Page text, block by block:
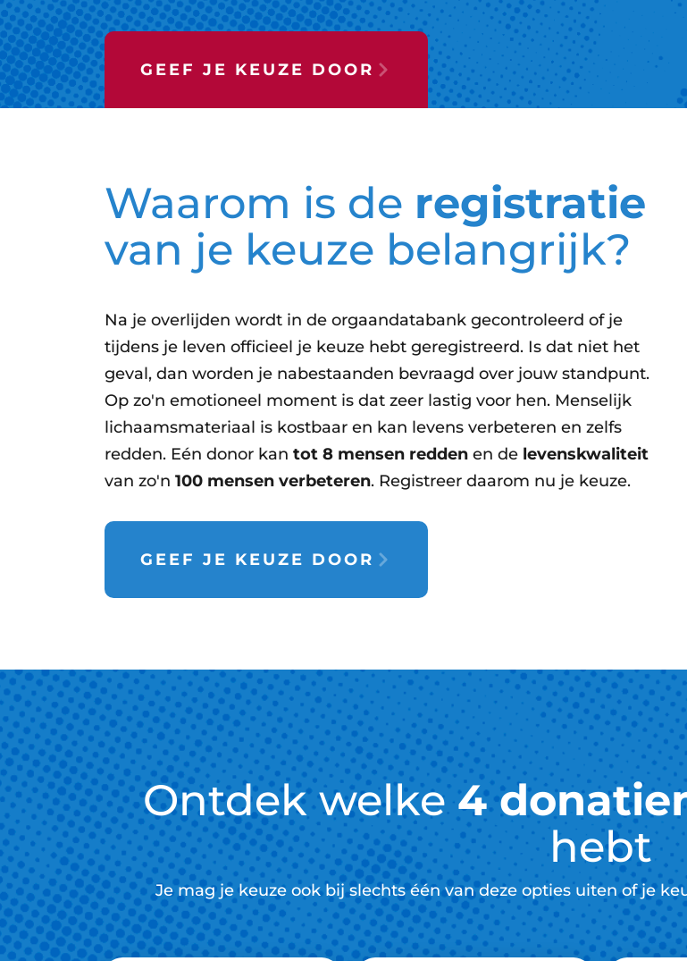
GEEF JE KEUZE DOOR
Waarom is de registratie
van je keuze belangrijk?
Na je overlijden wordt in de orgaandatabank gecontroleerd of je
tijdens je leven officieel je keuze hebt geregistreerd. Is dat niet het
geval, dan worden je nabestaanden bevraagd over jouw standpunt.
Op zo'n emotioneel moment is dat zeer lastig voor hen. Menselijk
lichaamsmateriaal is kostbaar en kan levens verbeteren en zelfs
redden. Eén donor kan tot 8 mensen redden en de levenskwaliteit
van zo'n 100 mensen verbeteren. Registreer daarom nu je keuze.
GEEF JE KEUZE DOOR
Ontdek welke4
hebt
Je mag je keuze ook bij slechts één van deze opties uiten of je